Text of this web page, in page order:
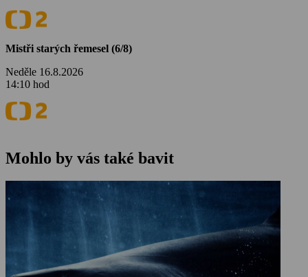
Mistři starých řemesel (6/8)
Neděle 16.8.2026
14:10 hod
Mohlo by vás také bavit